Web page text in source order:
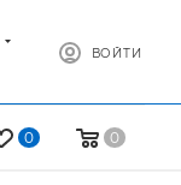
ВОЙТИ
0 0